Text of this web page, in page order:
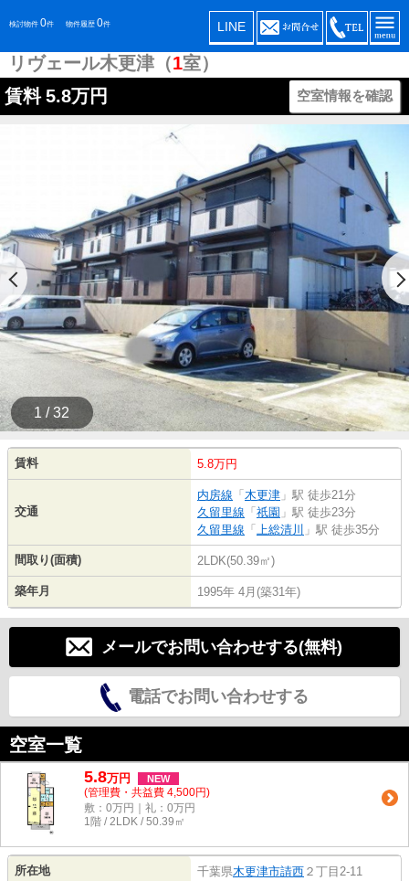
検討物件 0件 物件履歴 0件 LINE
リヴェール木更津（1室）
賃料 5.8万円 空室情報を確認
1 / 32
賃料 5.8万円
交通
内房線 「 木更津 」駅 徒歩21分
久留里線 「 祇園 」駅 徒歩23分
久留里線 「 上総清川 」駅 徒歩35分
間取り(面積) 2LDK(50.39㎡)
築年月 1995年 4月(築31年)
メールでお問い合わせする(無料)
電話でお問い合わせする
空室一覧
5.8万円 NEW
(管理費・共益費 4,500円)
敷：0万円｜礼：0万円
1階 / 2LDK / 50.39㎡
所在地 千葉県木更津市請西 ２丁目2-11